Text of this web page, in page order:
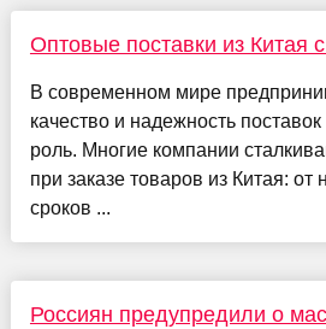
Оптовые поставки из Китая
В современном мире
качество и надежность
роль. Многие компании
при заказе товаров из Китая: от
сроков ...
Россиян предупредили о